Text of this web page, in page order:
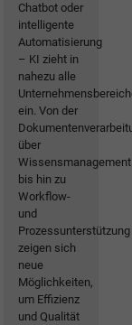
Chatbot oder
intelligente
Automatisierung
– KI zieht in
nahezu alle
ein. Von der
über
Wissensmanagement
bis hin zu
Workflow-
und
Prozessunterstützung
zeigen sich
neue
Möglichkeiten,
um Effizienz
und Qualität